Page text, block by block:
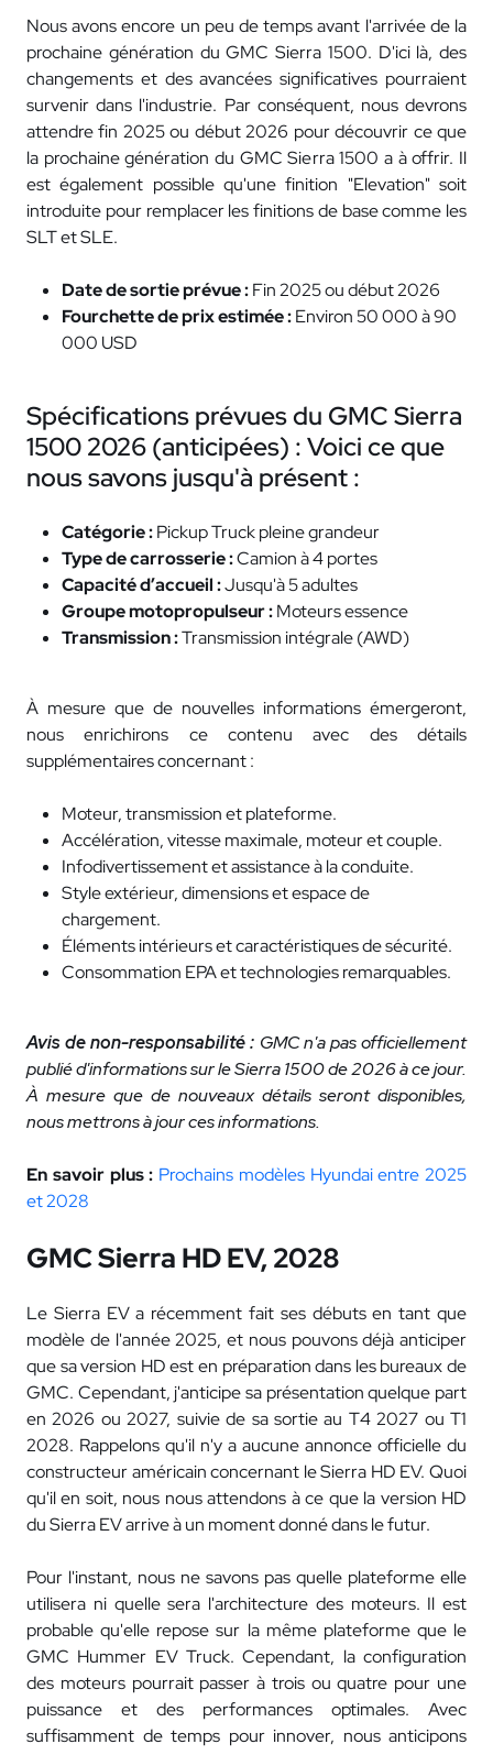
Nous avons encore un peu de temps avant l'arrivée de la
prochaine génération du GMC Sierra 1500. D'ici là, des
changements et des avancées significatives pourraient
survenir dans l'industrie. Par conséquent, nous devrons
attendre fin 2025 ou début 2026 pour découvrir ce que
la prochaine génération du GMC Sierra 1500 a à offrir. Il
est également possible qu'une finition "Elevation" soit
introduite pour remplacer les finitions de base comme les
SLT et SLE.
Date de sortie prévue :Fin 2025 ou début 2026
Fourchette de prix estimée :Environ 50 000 à 90
000 USD
Spécifications prévues du GMC Sierra
1500 2026 (anticipées) : Voici ce que
nous savons jusqu'à présent :
Catégorie :Pickup Truck pleine grandeur
Type de carrosserie :Camion à 4 portes
Capacité d’accueil :Jusqu'à 5 adultes
Groupe motopropulseur :Moteurs essence
Transmission :Transmission intégrale (AWD)
À mesure que de nouvelles informations émergeront,
nous enrichirons ce contenu avec des détails
supplémentaires concernant :
Moteur, transmission et plateforme.
Accélération, vitesse maximale, moteur et couple.
Infodivertissement et assistance à la conduite.
Style extérieur, dimensions et espace de
chargement.
Éléments intérieurs et caractéristiques de sécurité.
Consommation EPA et technologies remarquables.
Avis de non-responsabilité : GMC n'a pas officiellement
publié d'informations sur le Sierra 1500 de 2026 à ce jour.
À mesure que de nouveaux détails seront disponibles,
nous mettrons à jour ces informations.
En savoir plus : Prochains modèles Hyundai entre 2025
et 2028
GMC Sierra HD EV, 2028
Le Sierra EV a récemment fait ses débuts en tant que
modèle de l'année 2025, et nous pouvons déjà anticiper
que sa version HD est en préparation dans les bureaux de
GMC. Cependant, j'anticipe sa présentation quelque part
en 2026 ou 2027, suivie de sa sortie au T4 2027 ou T1
2028. Rappelons qu'il n'y a aucune annonce officielle du
constructeur américain concernant le Sierra HD EV. Quoi
qu'il en soit, nous nous attendons à ce que la version HD
du Sierra EV arrive à un moment donné dans le futur.
Pour l'instant, nous ne savons pas quelle plateforme elle
utilisera ni quelle sera l'architecture des moteurs. Il est
probable qu'elle repose sur la même plateforme que le
GMC Hummer EV Truck. Cependant, la configuration
des moteurs pourrait passer à trois ou quatre pour une
puissance et des performances optimales. Avec
suffisamment de temps pour innover, nous anticipons